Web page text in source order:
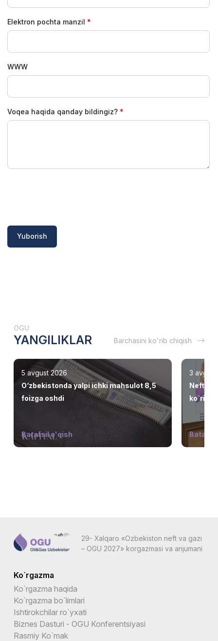
Elektron pochta manzil
WWW
Voqea haqida qanday bildingiz?
Yuborish
OGU
YANGILIKLAR Barchasini ko'rib chiqish
5 avgust 2026
O‘zbekistonda yalpi ichki mahsulot 8,5
foizga oshdi
Batafsil o'qish
3
Neft va
ko`rib
29- Xalqaro «Ozbekiston neft va gazi
– OGU 2027» korgazmasi va anjumani
Ko`rgazma
Ko`rgazma haqida
Ko`rgazma bo`limlari
Ishtirokchilar ro`yxati
Biznes Dasturi - OGU Konferentsiyasi
Rasmiy Ko`mak